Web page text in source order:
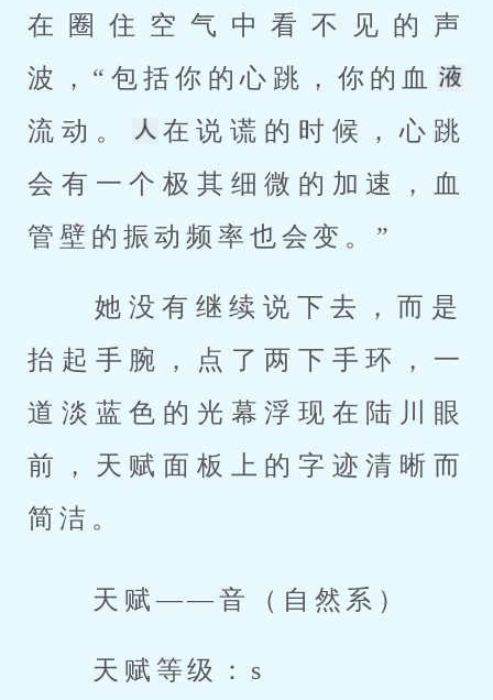
在圈住空气中看不见的声
波，“包括你的心跳，你的血
流动。
在说谎的时候，心跳
会有一个极其细微的加速，血
管壁的振动频率也会变。”
抬起手腕，点了两下手环，一
道淡蓝色的光幕浮现在陆川眼
前，天赋面板上的字迹清晰而
简洁。
天赋——音（自然系）
天赋等级：s